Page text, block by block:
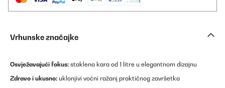
Vrhunske značajke
Osvježavajući fokus: staklena kara od 1 litre u elegantnom dizajnu
Zdravo i ukusno: uklonjivi voćni ražanj praktičnog završetka